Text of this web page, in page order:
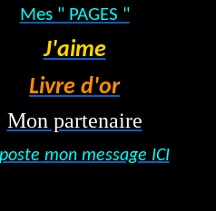
Mes " PAGES "
J'aime
Livre d'or
Mon partenaire
mon message ICI